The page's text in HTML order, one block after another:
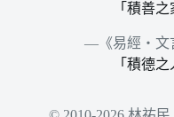
「積善
—《易經‧文
「積德